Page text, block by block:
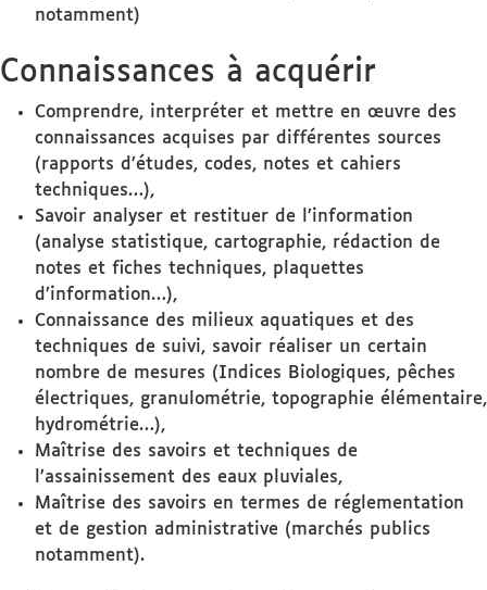
notamment)
Connaissances à acquérir
Comprendre, interpréter et mettre en œuvre des
connaissances acquises par différentes sources
(rapports d’études, codes, notes et cahiers
techniques…),
Savoir analyser et restituer de l’information
(analyse statistique, cartographie, rédaction de
notes et fiches techniques, plaquettes
d’information…),
Connaissance des milieux aquatiques et des
techniques de suivi, savoir réaliser un certain
nombre de mesures (Indices Biologiques, pêches
électriques, granulométrie, topographie élémentaire,
hydrométrie…),
Maîtrise des savoirs et techniques de
l’assainissement des eaux pluviales,
Maîtrise des savoirs en termes de réglementation
et de gestion administrative (marchés publics
notamment).